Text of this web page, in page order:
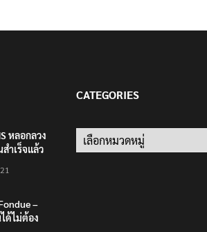
หลอกลวง
ำเร็จแล้ว
”
–
ด้ไม่ต้อง
CATEGORIES
Categories